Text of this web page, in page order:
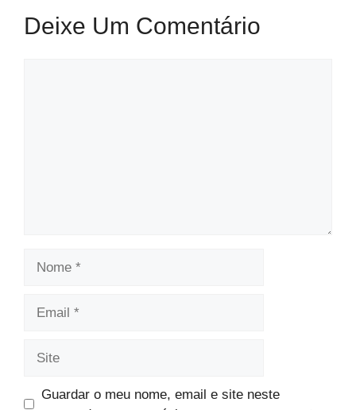
Deixe Um Comentário
Guardar o meu nome, email e site neste